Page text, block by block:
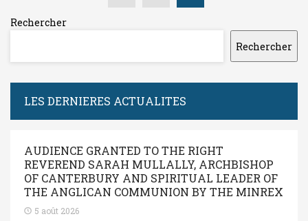
Rechercher
Rechercher
LES DERNIERES ACTUALITES
AUDIENCE GRANTED TO THE RIGHT
REVEREND SARAH MULLALLY, ARCHBISHOP
OF CANTERBURY AND SPIRITUAL LEADER OF
THE ANGLICAN COMMUNION BY THE MINREX
5 août 2026